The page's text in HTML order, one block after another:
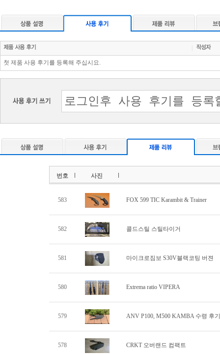
첫 제품 사용 후기를 등록해 주십시요.
번호 사진
583 FOX 599 TIC Karambit & Trainer
582 콜드스틸 스틸타이거
581 마이크로짐보 S30V블랙코팅 버젼
580 Extrema ratio VIPERA
579 ANV P100, M500 KAMBA 수령 후기
578 CRKT 오버랜드 컴팩트